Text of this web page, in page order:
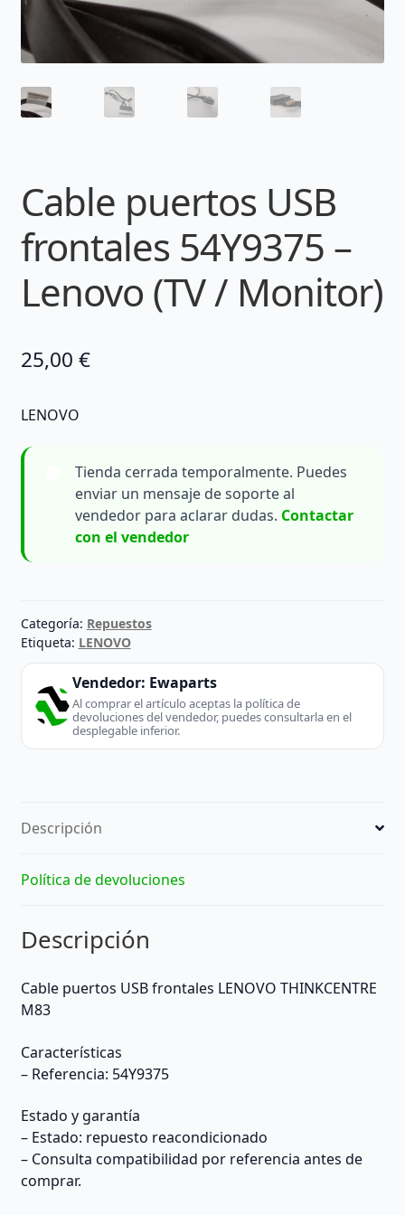
Cable puertos USB
frontales 54Y9375 –
Lenovo (TV / Monitor)
25,00 €
LENOVO
Tienda cerrada temporalmente. Puedes
enviar un mensaje de soporte al
vendedor para aclarar dudas. Contactar
con el vendedor
Categoría: Repuestos
Etiqueta: LENOVO
Vendedor: Ewaparts
Al comprar el artículo aceptas la política de
devoluciones del vendedor, puedes consultarla en el
desplegable inferior.
Descripción
Política de devoluciones
Descripción
Cable puertos USB frontales LENOVO THINKCENTRE
M83
Características
– Referencia: 54Y9375
Estado y garantía
– Estado: repuesto reacondicionado
– Consulta compatibilidad por referencia antes de
comprar.